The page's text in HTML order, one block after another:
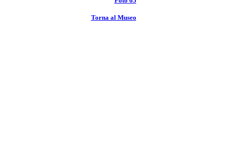
Torna al Museo